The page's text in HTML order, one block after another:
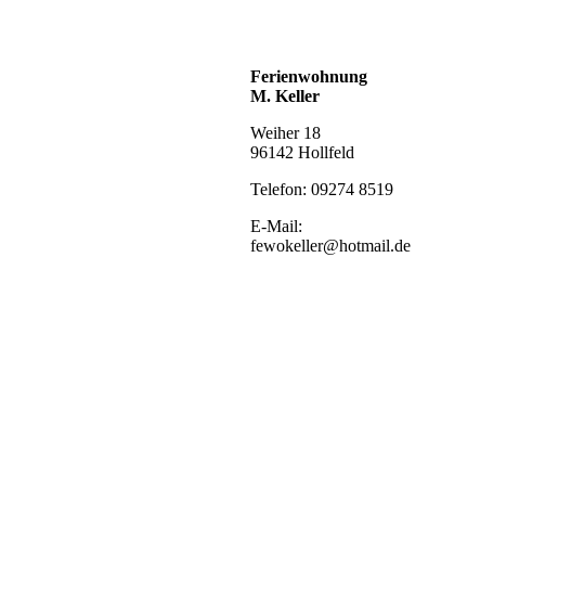
Ferienwohnung
M. Keller
Weiher 18
96142 Hollfeld
Telefon: 09274 8519
E-Mail:
fewokeller@hotmail.de